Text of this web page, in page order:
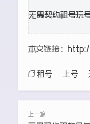
无畏契约租号玩
本文链接：
租号 上号